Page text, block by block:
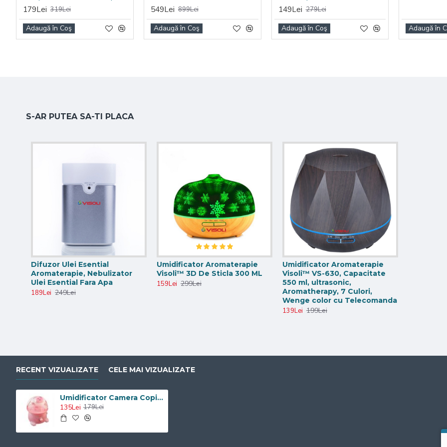
179Lei 319Lei
Adaugă în Coş
549Lei 899Lei
Adaugă în Coş
149Lei 279Lei
Adaugă în Coş Adaugă în
S-AR PUTEA SA-TI PLACA
Difuzor Ulei Esential
Aromaterapie, Nebulizator
Ulei Esential Fara Apa
189Lei 249Lei
Umidificator Aromaterapie
Visoli™ 3D De Sticla 300 ML
159Lei 299Lei
Umidificator Aromaterapie
Visoli™ VS-630, Capacitate
550 ml, ultrasonic,
Aromatherapy, 7 Culori,
Wenge color cu Telecomanda
139Lei 199Lei
RECENT VIZUALIZATE CELE MAI VIZUALIZATE
Umidificator Camera Copii - Porcusor Roz Visoli VST-133- Rezervor 3.7L
135Lei 179Lei